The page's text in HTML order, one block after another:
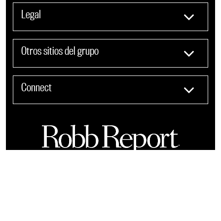
Legal
Otros sitios del grupo
Connect